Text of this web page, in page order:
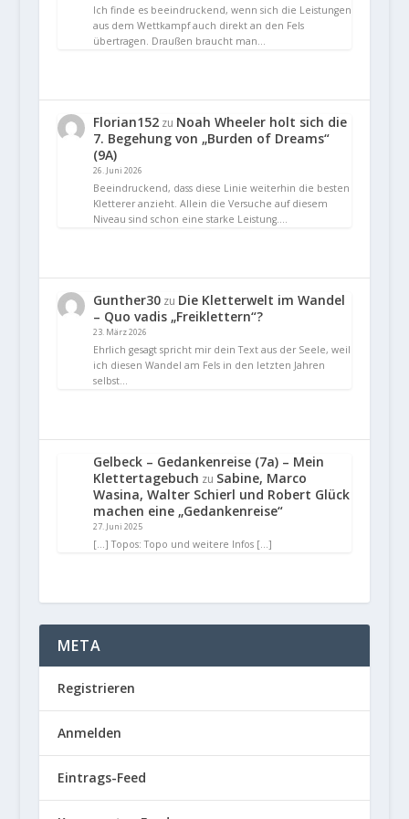
Ich finde es beeindruckend, wenn sich die Leistungen
aus dem Wettkampf auch direkt an den Fels
übertragen. Draußen braucht man…
Florian152zu Noah Wheeler holt sich die
7. Begehung von „Burden of Dreams“
(9A)
26. Juni 2026
Beeindruckend, dass diese Linie weiterhin die besten
Kletterer anzieht. Allein die Versuche auf diesem
Niveau sind schon eine starke Leistung.…
Gunther30zu Die Kletterwelt im Wandel
– Quo vadis „Freiklettern“?
23. März 2026
Ehrlich gesagt spricht mir dein Text aus der Seele, weil
ich diesen Wandel am Fels in den letzten Jahren
selbst…
Gelbeck – Gedankenreise (7a) – Mein
Klettertagebuch zu Sabine, Marco
Wasina, Walter Schierl und Robert Glück
machen eine „Gedankenreise“
27. Juni 2025
[…] Topos: Topo und weitere Infos […]
META
Registrieren
Anmelden
Eintrags-Feed